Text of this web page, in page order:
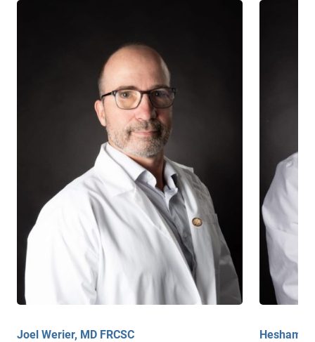
Joel Werier, MD FRCSC Hesham